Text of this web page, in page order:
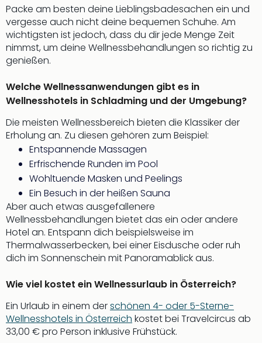
Packe am besten deine Lieblingsbadesachen ein und
vergesse auch nicht deine bequemen Schuhe. Am
wichtigsten ist jedoch, dass du dir jede Menge Zeit
nimmst, um deine Wellnessbehandlungen so richtig zu
genießen.
Welche Wellnessanwendungen gibt es in
Wellnesshotels in Schladming und der Umgebung?
Die meisten Wellnessbereich bieten die Klassiker der
Erholung an. Zu diesen gehören zum Beispiel:
Entspannende Massagen
Erfrischende Runden im Pool
Wohltuende Masken und Peelings
Ein Besuch in der heißen Sauna
Aber auch etwas ausgefallenere
Wellnessbehandlungen bietet das ein oder andere
Hotel an. Entspann dich beispielsweise im
Thermalwasserbecken, bei einer Eisdusche oder ruh
dich im Sonnenschein mit Panoramablick aus.
Wie viel kostet ein Wellnessurlaub in Österreich?
Ein Urlaub in einem derschönen 4- oder 5-Sterne-
Wellnesshotels in Österreich kostet bei Travelcircus ab
33,00 € pro Person inklusive Frühstück.